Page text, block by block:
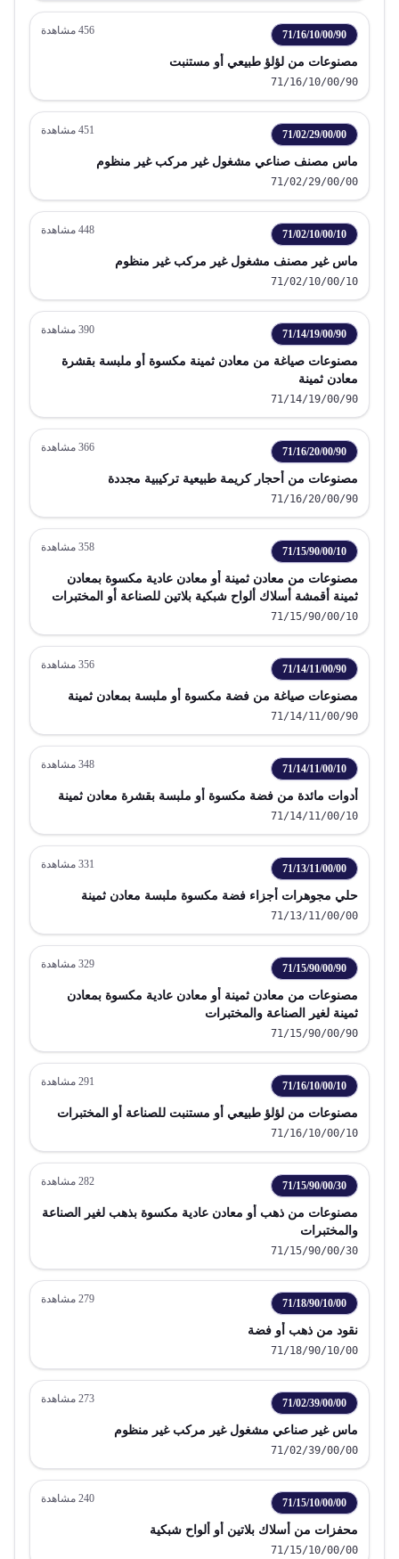
71/16/10/00/90
456 مشاهدة
مصنوعات من لؤلؤ طبيعي أو مستنبت
71/16/10/00/90
71/02/29/00/00
451 مشاهدة
ماس مصنف صناعي مشغول غير مركب غير منظوم
71/02/29/00/00
71/02/10/00/10
448 مشاهدة
ماس غير مصنف مشغول غير مركب غير منظوم
71/02/10/00/10
71/14/19/00/90
390 مشاهدة
مصنوعات صياغة من معادن ثمينة مكسوة أو ملبسة بقشرة
معادن ثمينة
71/14/19/00/90
71/16/20/00/90
366 مشاهدة
مصنوعات من أحجار كريمة طبيعية تركيبية مجددة
71/16/20/00/90
71/15/90/00/10
358 مشاهدة
مصنوعات من معادن ثمينة أو معادن عادية مكسوة بمعادن
ثمينة أقمشة أسلاك ألواح شبكية بلاتين للصناعة أو المختبرات
71/15/90/00/10
71/14/11/00/90
356 مشاهدة
مصنوعات صياغة من فضة مكسوة أو ملبسة بمعادن ثمينة
71/14/11/00/90
71/14/11/00/10
348 مشاهدة
أدوات مائدة من فضة مكسوة أو ملبسة بقشرة معادن ثمينة
71/14/11/00/10
71/13/11/00/00
331 مشاهدة
حلي مجوهرات أجزاء فضة مكسوة ملبسة معادن ثمينة
71/13/11/00/00
71/15/90/00/90
329 مشاهدة
مصنوعات من معادن ثمينة أو معادن عادية مكسوة بمعادن
ثمينة لغير الصناعة والمختبرات
71/15/90/00/90
71/16/10/00/10
291 مشاهدة
مصنوعات من لؤلؤ طبيعي أو مستنبت للصناعة أو المختبرات
71/16/10/00/10
71/15/90/00/30
282 مشاهدة
مصنوعات من ذهب أو معادن عادية مكسوة بذهب لغير الصناعة
والمختبرات
71/15/90/00/30
71/18/90/10/00
279 مشاهدة
نقود من ذهب أو فضة
71/18/90/10/00
71/02/39/00/00
273 مشاهدة
ماس غير صناعي مشغول غير مركب غير منظوم
71/02/39/00/00
71/15/10/00/00
240 مشاهدة
محفزات من أسلاك بلاتين أو ألواح شبكية
71/15/10/00/00